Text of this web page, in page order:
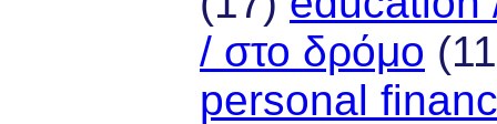
/ στο δρόμο
personal